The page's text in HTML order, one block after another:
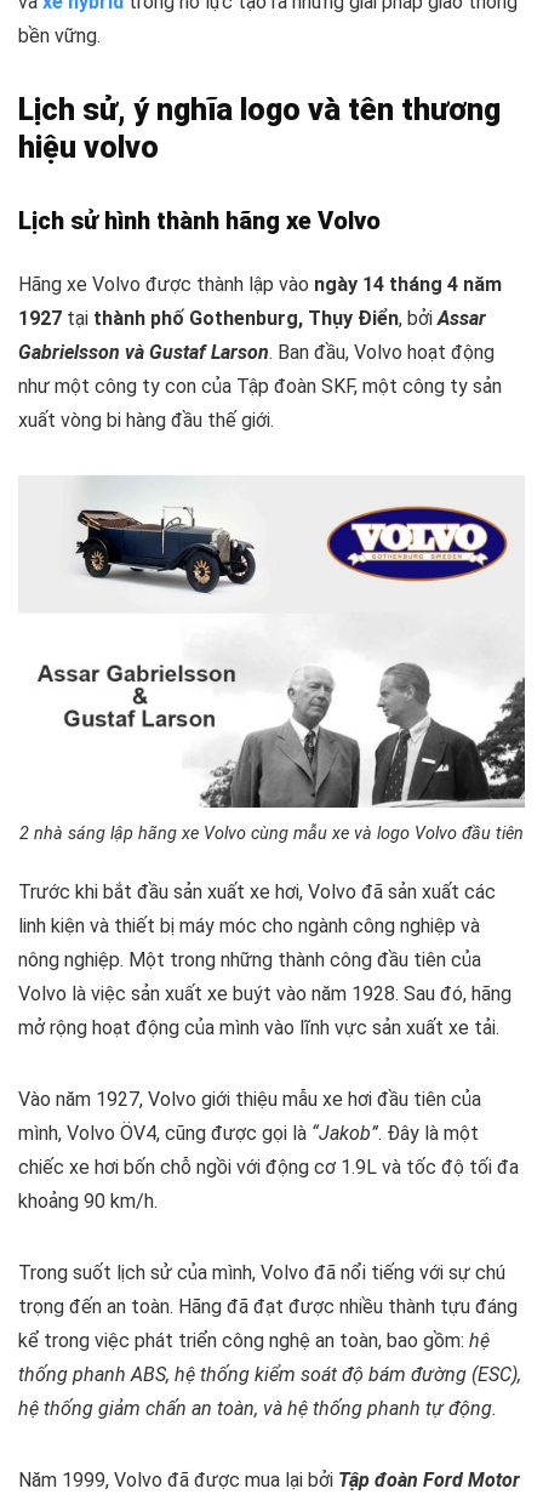
bền vững.
Lịch sử, ý nghĩa logo và tên thương
hiệu volvo
Lịch sử hình thành hãng xe Volvo
Hãng xe Volvo được thành lập vào ngày 14 tháng 4 năm
1927 tại thành phố Gothenburg, Thụy Điển, bởiAssar
Gabrielsson và Gustaf Larson. Ban đầu, Volvo hoạt động
như một công ty con của Tập đoàn SKF, một công ty sản
xuất vòng bi hàng đầu thế giới.
2 nhà sáng lập hãng xe Volvo cùng mẫu xe và logo Volvo đầu tiên
Trước khi bắt đầu sản xuất xe hơi, Volvo đã sản xuất các
linh kiện và thiết bị máy móc cho ngành công nghiệp và
nông nghiệp. Một trong những thành công đầu tiên của
Volvo là việc sản xuất xe buýt vào năm 1928. Sau đó, hãng
mở rộng hoạt động của mình vào lĩnh vực sản xuất xe tải.
Vào năm 1927, Volvo giới thiệu mẫu xe hơi đầu tiên của
mình, Volvo ÖV4, cũng được gọi là “Jakob”. Đây là một
chiếc xe hơi bốn chỗ ngồi với động cơ 1.9L và tốc độ tối đa
khoảng 90 km/h.
Trong suốt lịch sử của mình, Volvo đã nổi tiếng với sự chú
trọng đến an toàn. Hãng đã đạt được nhiều thành tựu đáng
kể trong việc phát triển công nghệ an toàn, bao gồm: hệ
thống phanh ABS, hệ thống kiểm soát độ bám đường (ESC),
hệ thống giảm chấn an toàn, và hệ thống phanh tự động.
Năm 1999, Volvo đã được mua lại bởi Tập đoàn Ford Motor